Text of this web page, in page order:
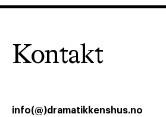
Kontakt
info(@)dramatikkenshus.no